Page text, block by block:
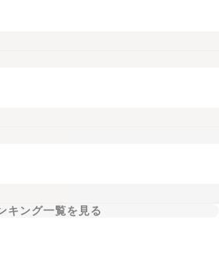
キング一覧を見る